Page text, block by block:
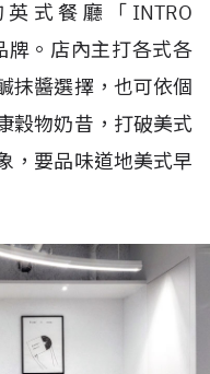
式餐廳「INTRO
牌。店內主打各式各
抹醬選擇，也可依個
穀物奶昔，打破美式
，要品味道地美式早